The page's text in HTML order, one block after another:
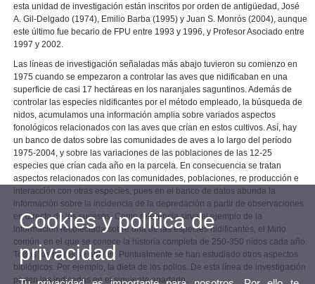
esta unidad de investigación están inscritos por orden de antigüedad, José
A. Gil-Delgado (1974), Emilio Barba (1995) y Juan S. Monrós (2004), aunque
este último fue becario de FPU entre 1993 y 1996, y Profesor Asociado entre
1997 y 2002.
Las líneas de investigación señaladas más abajo tuvieron su comienzo en
1975 cuando se empezaron a controlar las aves que nidificaban en una
superficie de casi 17 hectáreas en los naranjales saguntinos. Además de
controlar las especies nidificantes por el método empleado, la búsqueda de
nidos, acumulamos una información amplia sobre variados aspectos
fonológicos relacionados con las aves que crían en estos cultivos. Así, hay
un banco de datos sobre las comunidades de aves a lo largo del período
1975-2004, y sobre las variaciones de las poblaciones de las 12-25
especies que crían cada año en la parcela. En consecuencia se tratan
aspectos relacionados con las comunidades, poblaciones, re producción e
interacción con otras especies, pues en el banco de datos abunda la
información sobre la incidencia de la depredación a partir de observaciones
en directo de los sucesos. Como referencia sirva el ejemplo de la
información recolectada sobre una de las especies nidificantes, el Mirlo
común, en el que se conoce la historia completa de 250-350 nidos cada año.
Todos los pollos se anillan. Puntualmente se han estudiado otros aspectos
biológicos. Por ejemplo, la dieta de los pollos. De esta línea de investigación
parten las indicadas en el siguiente apartado.
Cookies y política de
privacidad